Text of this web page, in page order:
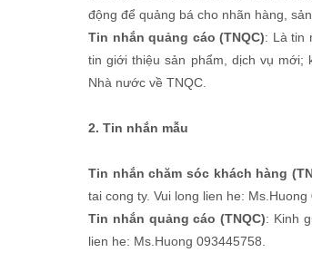
động để quảng bá cho nhãn hàng,
Tin nhắn quảng cáo (TNQC): Là tin
tin giới thiệu sản phẩm, dịch vụ mới;
Nhà nước về TNQC.
2. Tin nhắn mẫu
Tin nhắn chăm sóc khách hàng
tai cong ty. Vui long lien he: Ms.Huong
Tin nhắn quảng cáo (TNQC): Kinh
lien he: Ms.Huong 093445758.